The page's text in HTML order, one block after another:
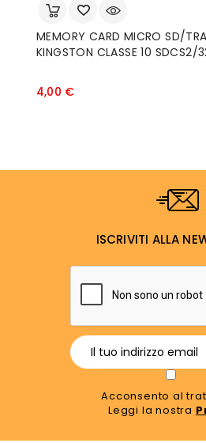
MEMORY CARD MICRO SD/
KINGSTON CLASSE 10 SDCS2/
4,00 €Prezzo
ISCRIVITI ALLA
Acconsento al
Leggi la nostra